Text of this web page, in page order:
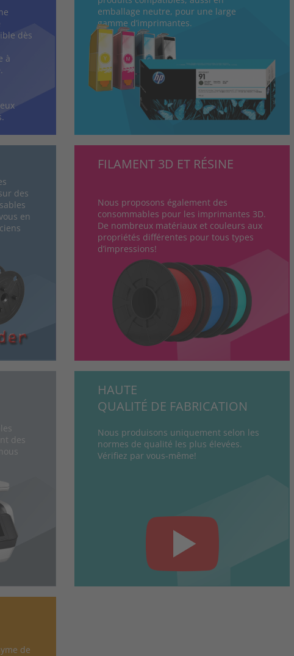
dès
à
emballage neutre, pour une large
gamme d’imprimantes.
des
en
FILAMENT 3D ET RÉSINE
Nous proposons également des
consommables pour les imprimantes 3D.
De nombreux matériaux et couleurs aux
propriétés différentes pour tous types
d’impressions!
des
HAUTE
QUALITÉ DE FABRICATION
Nous produisons uniquement selon les
normes de qualité les plus élevées.
Vérifiez par vous-même!
de